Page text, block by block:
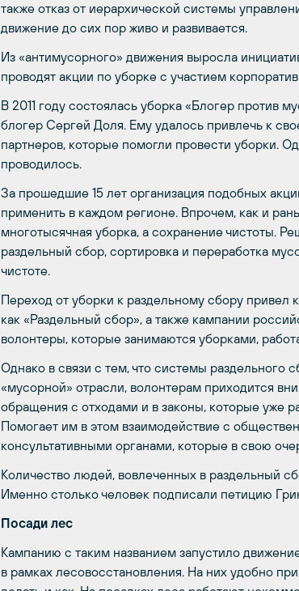
также отказ от иерархической системы
движение до сих пор живо и развивается.
Из «антимусорного» движения выросла
проводят акции по уборке с участием
В 2011 году состоялась уборка «Блогер против
блогер Сергей Доля. Ему удалось привлечь к
партнеров, которые помогли провести уборки.
проводилось.
За прошедшие 15 лет организация подобных
применить в каждом регионе. Впрочем, как и
многотысячная уборка, а сохранение чистоты.
раздельный сбор, сортировка и переработка
чистоте.
Переход от уборки к раздельному сбору привел
как «Раздельный сбор», а также кампании
волонтеры, которые занимаются уборками,
Однако в связи с тем, что системы раздельного
«мусорной» отрасли, волонтерам приходится
обращения с отходами и в законы, которые уже
Помогает им в этом взаимодействие с
консультативными органами, которые в свою
Количество людей, вовлеченных в раздельный
Именно столько человек подписали петицию
Посади лес
Кампанию с таким названием запустило
в рамках лесовосстановления. На них удобно